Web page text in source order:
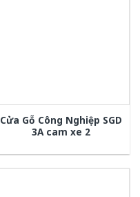
Cửa Gỗ Công Nghiệp SGD
3A cam xe 2